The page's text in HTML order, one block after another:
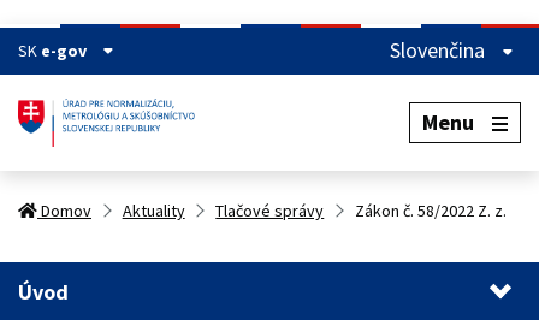
SK e-gov Slovenčina
Menu
Domov Aktuality Tlačové správy Zákon č. 58/2022 Z. z.
Úvod